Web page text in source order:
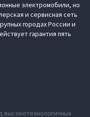
электромобили, но
и сервисная сеть
городах России и
гарантия пять
высокотехнологичных